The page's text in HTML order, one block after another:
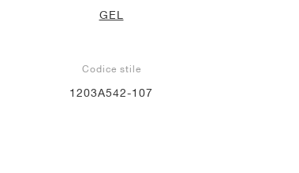
GEL
Codice stile
1203A542-107